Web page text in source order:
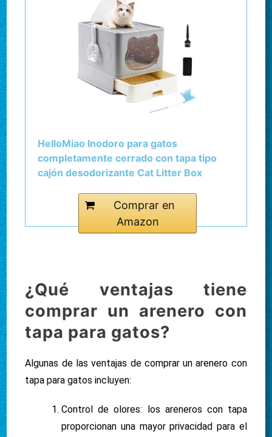
HelloMiao Inodoro para gatos
completamente cerrado con tapa tipo
cajón desodorizante Cat Litter Box
plástico para mascotas adecuado para
gatos de todas las edades
Comprar en
Amazon
¿Qué ventajas tiene
comprar un arenero con
tapa para gatos?
Algunas de las ventajas de comprar un arenero con
tapa para gatos incluyen:
Control de olores: los areneros con tapa
proporcionan una mayor privacidad para el